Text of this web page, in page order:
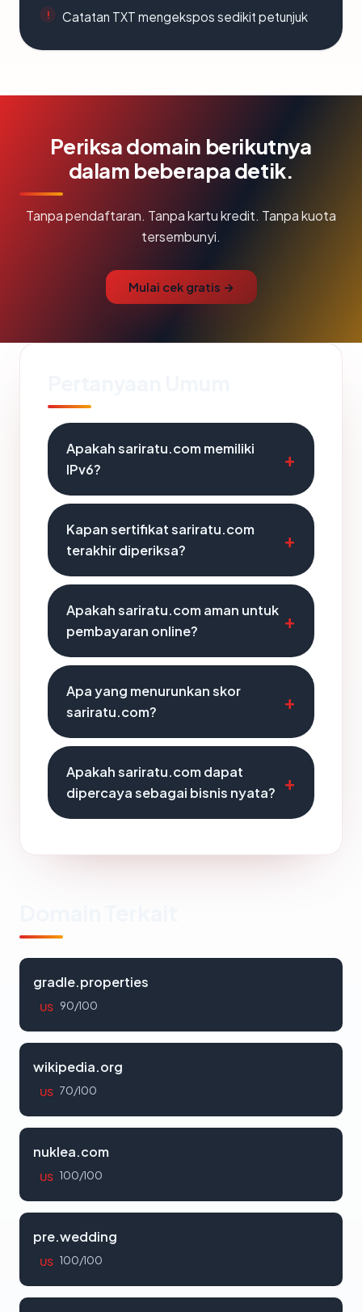
Catatan TXT mengekspos sedikit petunjuk
Periksa domain berikutnya
dalam beberapa detik.
Tanpa pendaftaran. Tanpa kartu kredit. Tanpa kuota
tersembunyi.
Mulai cek gratis →
Apakah sariratu.com memiliki
IPv6?
Kapan sertifikat sariratu.com
terakhir diperiksa?
Apakah sariratu.com aman untuk
pembayaran online?
Apa yang menurunkan skor
sariratu.com?
Apakah sariratu.com dapat
dipercaya sebagai bisnis nyata?
gradle.properties
US 90/100
wikipedia.org
US 70/100
nuklea.com
US 100/100
pre.wedding
US 100/100